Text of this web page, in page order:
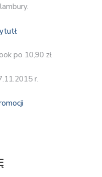
po 10,90 zł
r.